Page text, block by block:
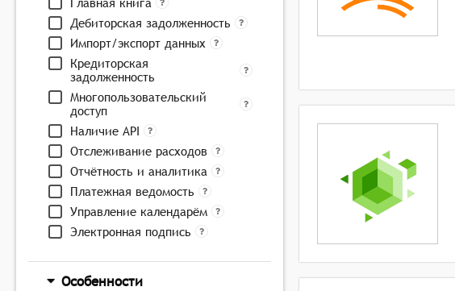
Дебиторская задолженность
Импорт/экспорт данных
Кредиторская
задолженность
Многопользовательский
доступ
Наличие API
Отслеживание расходов
Отчётность и аналитика
Платежная ведомость
Управление календарём
Электронная подпись
Особенности